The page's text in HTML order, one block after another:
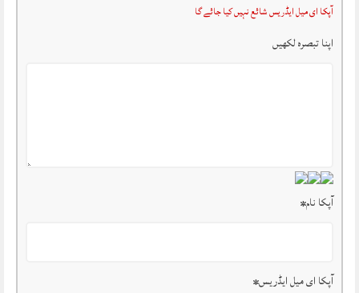
آپکا ای میل ایڈریس شائع نہیں کیا جائے گا
اپنا تبصرہ لکھیں
آپکا نام*
آپکا ای میل ایڈریس*